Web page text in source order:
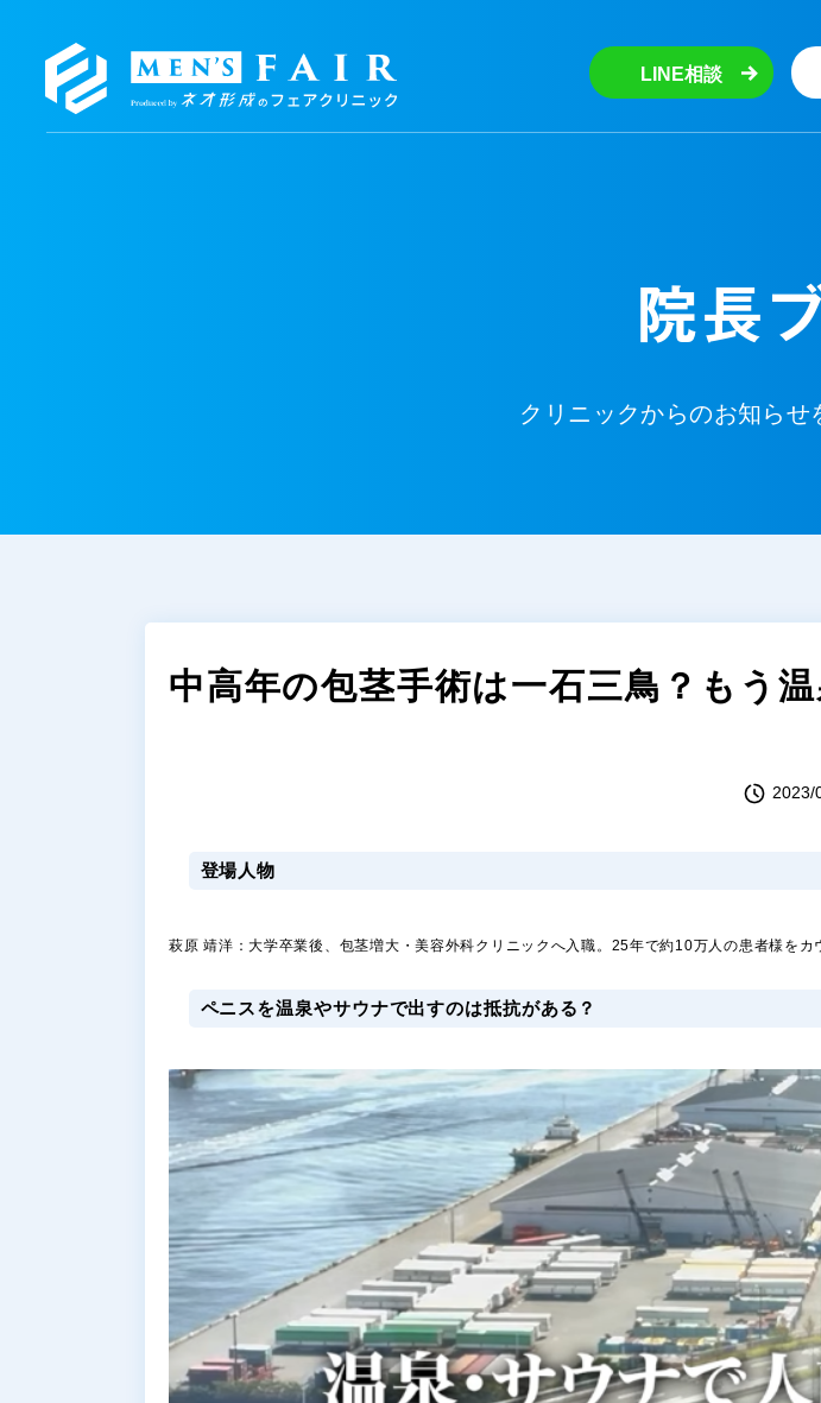
LINE相談
院長
クリニックからのお知らせ
中高年の包茎手術は一石三鳥？もう
2023/
登場人物
萩原 靖洋：大学卒業後、包茎増大・美容外科クリニックへ入職。25年で約10万人の患者様をカ
ペニスを温泉やサウナで出すのは抵抗がある？